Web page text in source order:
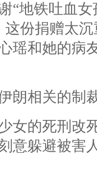
“地铁吐血
这份捐赠太
瑶和她的病
朗相关的制
女的死刑改
意躲避被害